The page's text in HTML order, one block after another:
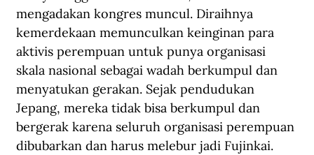
mengadakan kongres muncul. Diraihnya
kemerdekaan memunculkan keinginan para
aktivis perempuan untuk punya organisasi
skala nasional sebagai wadah berkumpul dan
menyatukan gerakan. Sejak pendudukan
Jepang, mereka tidak bisa berkumpul dan
bergerak karena seluruh organisasi perempuan
dibubarkan dan harus melebur jadi Fujinkai.